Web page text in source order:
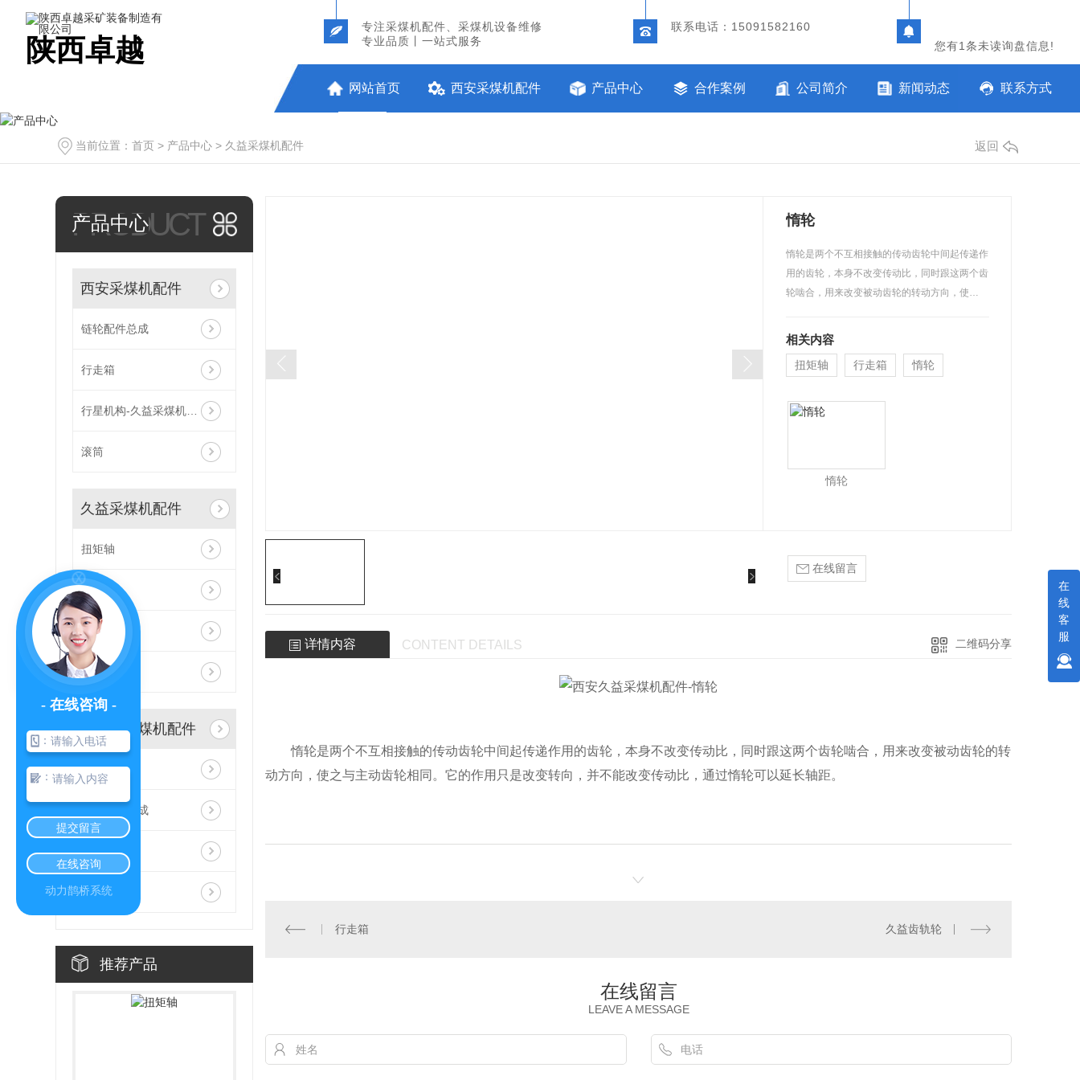
陕西卓越
专注采煤机配件、采煤机设备维修
专业品质丨一站式服务
联系电话：15091582160
您有1 条未读询盘信息!
网站首页 西安采煤机配件 产品中心 合作案例 公司简介 新闻动态 联系方式
当前位置： 首页 > 产品中心 > 久益采煤机配件 返回
PRODUCT
产品中心
西安采煤机配件
链轮配件总成
行走箱
行星机构-久益采煤机配件
滚筒
久益采煤机配件
扭矩轴
行走箱
惰轮
久益齿轨轮
艾克夫采煤机配件
扭矩轴
行走链轮总成
惰轮
导向滑靴
推荐产品
惰轮
惰轮是两个不互相接触的传动齿轮中间起传递作
用的齿轮，本身不改变传动比，同时跟这两个齿
轮啮合，用来改变被动齿轮的转动方向，使…
相关内容
扭矩轴 行走箱 惰轮
惰轮
在线留言
详情内容 CONTENT DETAILS 二维码分享
惰轮是两个不互相接触的传动齿轮中间起传递作用的齿轮，本身不改变传动比，同时跟这两个齿轮啮合，用来改变被动齿轮的转
动方向，使之与主动齿轮相同。它的作用只是改变转向，并不能改变传动比，通过惰轮可以延长轴距。
行走箱 久益齿轨轮
在线留言
LEAVE A MESSAGE
在
线
客
服
- 在线咨询 -
：
：
提交留言
在线咨询
动力鹊桥系统